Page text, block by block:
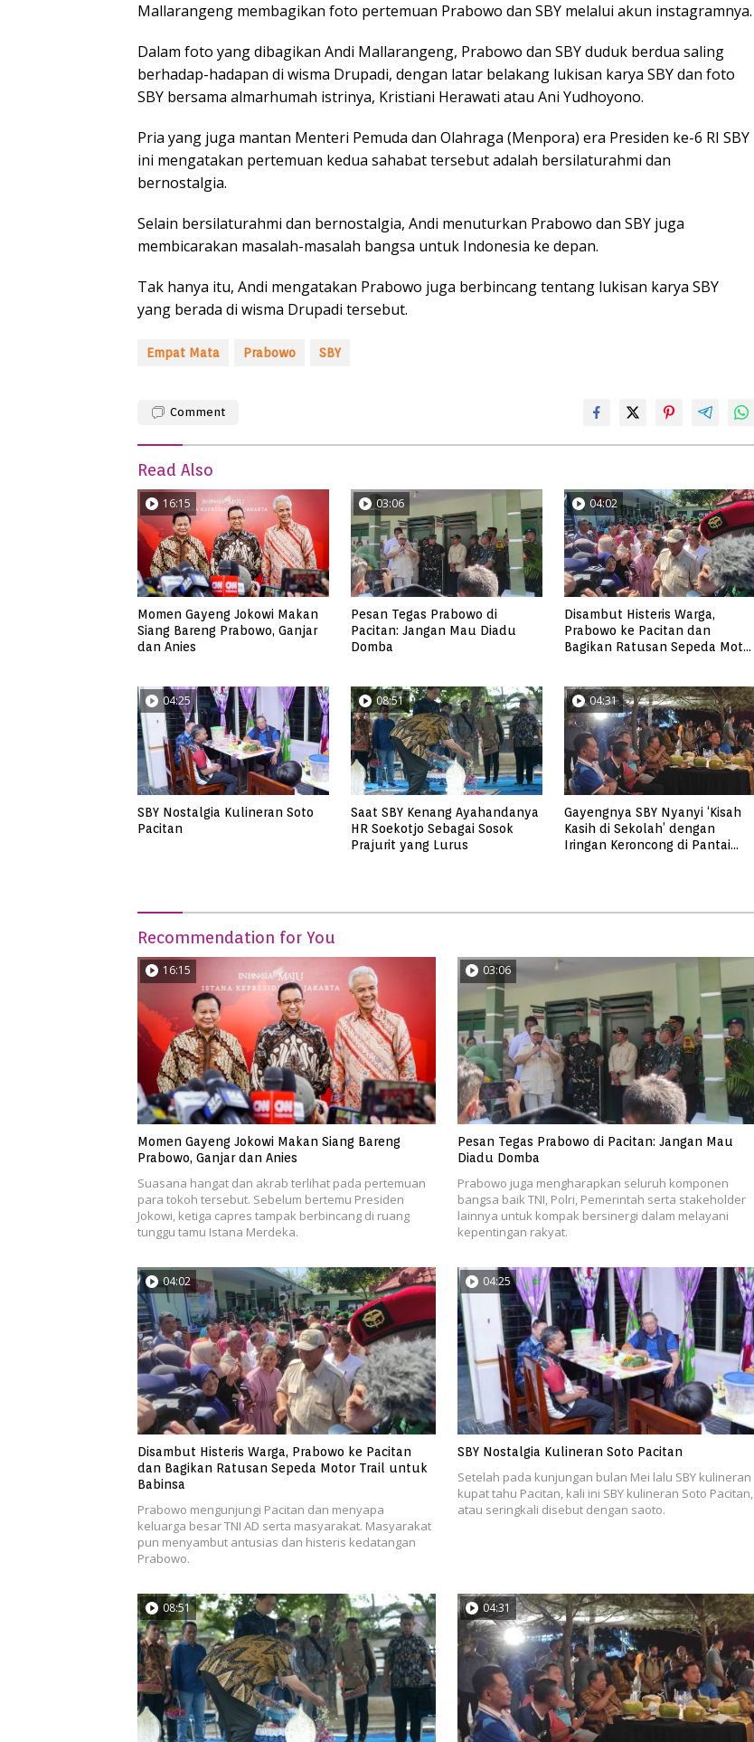
Mallarangeng membagikan foto pertemuan Prabowo dan SBY melalui akun instagramnya.
Dalam foto yang dibagikan Andi Mallarangeng, Prabowo dan SBY duduk berdua saling
berhadap-hadapan di wisma Drupadi, dengan latar belakang lukisan karya SBY dan foto
SBY bersama almarhumah istrinya, Kristiani Herawati atau Ani Yudhoyono.
Pria yang juga mantan Menteri Pemuda dan Olahraga (Menpora) era Presiden ke-6 RI SBY
ini mengatakan pertemuan kedua sahabat tersebut adalah bersilaturahmi dan
bernostalgia.
Selain bersilaturahmi dan bernostalgia, Andi menuturkan Prabowo dan SBY juga
membicarakan masalah-masalah bangsa untuk Indonesia ke depan.
Tak hanya itu, Andi mengatakan Prabowo juga berbincang tentang lukisan karya SBY
yang berada di wisma Drupadi tersebut.
Empat Mata Prabowo SBY
Comment
Read Also
16:15
Momen Gayeng Jokowi Makan
Siang Bareng Prabowo, Ganjar
dan Anies
03:06
Pesan Tegas Prabowo di
Pacitan: Jangan Mau Diadu
Domba
04:02
Disambut Histeris Warga,
Prabowo ke Pacitan dan
Bagikan Ratusan Sepeda Motor
04:25
SBY Nostalgia Kulineran Soto
Pacitan
08:51
Saat SBY Kenang Ayahandanya
HR Soekotjo Sebagai Sosok
Prajurit yang Lurus
04:31
Gayengnya SBY Nyanyi ‘Kisah
Kasih di Sekolah’ dengan
Iringan Keroncong di Pantai
Recommendation for You
16:15
Momen Gayeng Jokowi Makan Siang Bareng
Prabowo, Ganjar dan Anies
Suasana hangat dan akrab terlihat pada pertemuan
para tokoh tersebut. Sebelum bertemu Presiden
Jokowi, ketiga capres tampak berbincang di ruang
tunggu tamu Istana Merdeka.
03:06
Pesan Tegas Prabowo di Pacitan: Jangan Mau
Diadu Domba
Prabowo juga mengharapkan seluruh komponen
bangsa baik TNI, Polri, Pemerintah serta stakeholder
lainnya untuk kompak bersinergi dalam melayani
kepentingan rakyat.
04:02
Disambut Histeris Warga, Prabowo ke Pacitan
dan Bagikan Ratusan Sepeda Motor Trail untuk
Babinsa
Prabowo mengunjungi Pacitan dan menyapa
keluarga besar TNI AD serta masyarakat. Masyarakat
pun menyambut antusias dan histeris kedatangan
Prabowo.
04:25
SBY Nostalgia Kulineran Soto Pacitan
Setelah pada kunjungan bulan Mei lalu SBY kulineran
kupat tahu Pacitan, kali ini SBY kulineran Soto Pacitan,
atau seringkali disebut dengan saoto.
08:51 04:31